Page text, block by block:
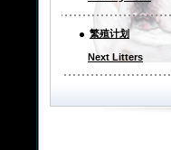
繁殖计划
Next Litters